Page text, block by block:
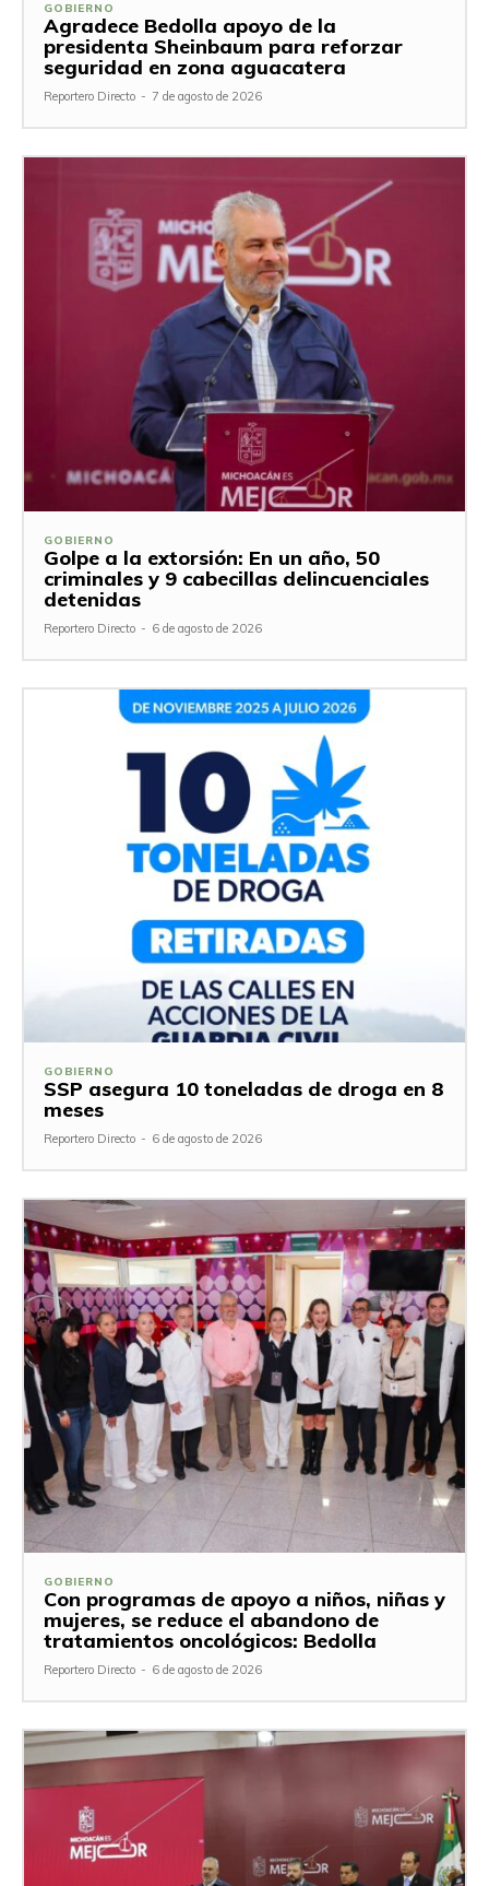
GOBIERNO
Agradece Bedolla apoyo de la
presidenta Sheinbaum para reforzar
seguridad en zona aguacatera
Reportero Directo - 7 de agosto de 2026
GOBIERNO
Golpe a la extorsión: En un año, 50
criminales y 9 cabecillas delincuenciales
detenidas
Reportero Directo - 6 de agosto de 2026
GOBIERNO
SSP asegura 10 toneladas de droga en 8
meses
Reportero Directo - 6 de agosto de 2026
GOBIERNO
Con programas de apoyo a niños, niñas y
mujeres, se reduce el abandono de
tratamientos oncológicos: Bedolla
Reportero Directo - 6 de agosto de 2026